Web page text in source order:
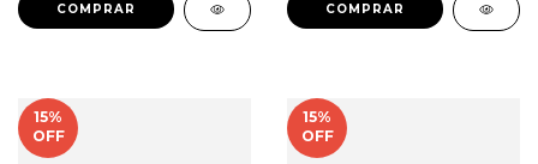
COMPRAR COMPRAR
15%
OFF
15%
OFF